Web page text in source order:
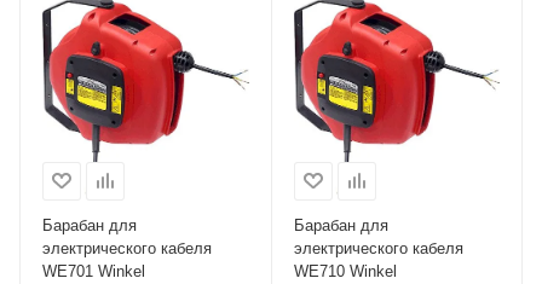
Барабан для
электрического кабеля
WE701 Winkel
Барабан для
электрического кабеля
WE710 Winkel